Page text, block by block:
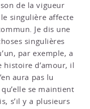
de la vigueur
singulière affecte
Je dis une
singulières
par exemple, a
histoire d’amour, il
aura pas lu
se maintient
s’il y a plusieurs